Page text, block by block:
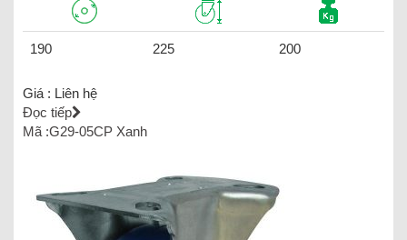
190 225 200
Giá : Liên hệ
Đọc tiếp
Mã :G29-05CP Xanh